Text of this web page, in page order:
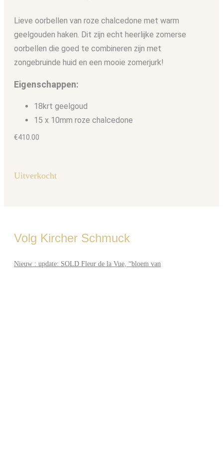
Lieve oorbellen van roze chalcedone met warm
geelgouden haken. Dit zijn echt heerlijke zomerse
oorbellen die goed te combineren zijn met
zongebruinde huid en een mooie zomerjurk!
Eigenschappen:
18krt geelgoud
15 x 10mm roze chalcedone
€410.00
Uitverkocht
Volg Kircher Schmuck
Nieuw : update: SOLD Fleur de la Vue, “bloem van